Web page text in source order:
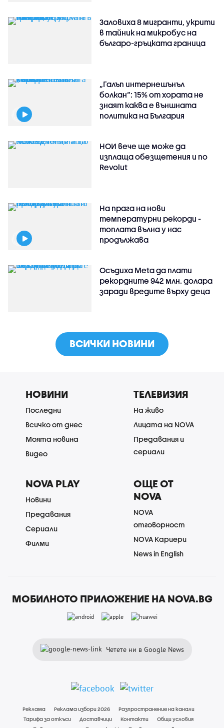
Заловиха 8 мигранти, укрити
в тайник на микробус на
българо-гръцката граница
„Галъп интернешънъл
болкан“: 15% от хората не
знаят каква е външната
политика на България
НОИ вече ще може да
изплаща обезщетения и по
Revolut
На прага на нови
температурни рекорди -
топлата вълна у нас
продължава
Осъдиха Meta да плати
рекордните 942 млн. долара
заради вредите върху деца
ВСИЧКИ НОВИНИ
НОВИНИ
Последни
Всичко от днес
Моята новина
Видео
ТЕЛЕВИЗИЯ
На живо
Лицата на NOVA
Предавания и
сериали
NOVA PLAY
Новини
Предавания
Сериали
Филми
ОЩЕ ОТ
NOVA
NOVA
отговорност
NOVA Кариери
News in English
МОБИЛНОТО ПРИЛОЖЕНИЕ НА NOVA.BG
Четете ни в Google News
Реклама Реклама избори 2026
Разпространение на канали
Тарифа за откъси
Доставчици Контакти
Общи условия